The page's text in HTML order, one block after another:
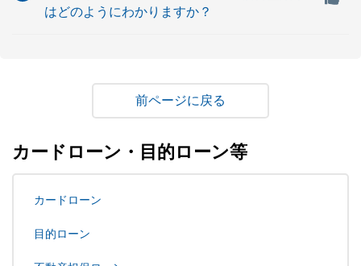
はどのようにわかりますか？
戻る
カードローン・目的ローン等
カードローン
目的ローン